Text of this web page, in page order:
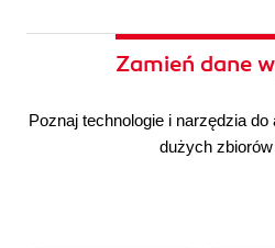
Zamień dane
Poznaj technologie i narzędzia
dużych